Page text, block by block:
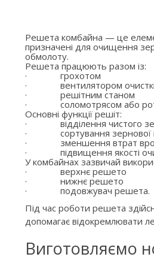
Решета комбайна — це
призначені для очищення
обмолоту.
Решета працюють разом із:
·
грохотом
·
вентилятором
·
решітним станом
·
соломотрясом або
Основні функції решіт:
·
відділення чистого
·
сортування зернової
·
зменшення втрат
·
підвищення якості
У комбайнах зазвичай
·
верхнє решето
·
нижнє решето
·
подовжувач решета.
Під час роботи решета
допомагає відокремлювати
Виготовляємо